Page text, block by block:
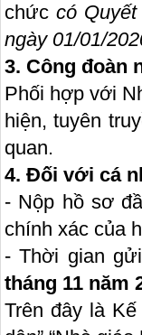
chức có
ngày 01/01/
3. Công đoàn
Phối hợp với
hiện, tuyên
quan.
4. Đối với cá
- Nộp hồ sơ
chính xác của
- Thời gian
tháng 11 năm
Trên đây là